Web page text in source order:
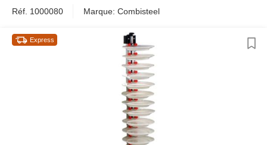
Réf. 1000080 Marque: Combisteel
Express